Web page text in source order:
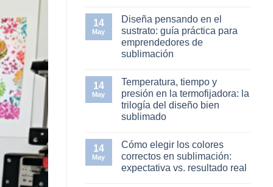
hogar:
crea
tu
sala
de
cine
en
Colombia
comentarios
Proyectores
profesionales
Panasonic
para
eventos
14
May
Diseña pensando en el
sustrato: guía práctica para
emprendedores de
sublimación
comentarios
Diseña
pensando
en
el
práctica
para
emprendedores
de
14
May
Temperatura, tiempo y
presión en la termofijadora: la
trilogía del diseño bien
sublimado
comentarios
Temperatura,
tiempo
14
May
Cómo elegir los colores
correctos en sublimación:
expectativa vs. resultado real